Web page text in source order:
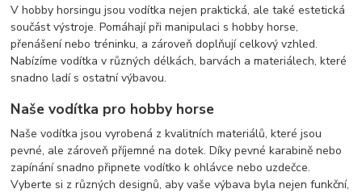
V hobby horsingu jsou vodítka nejen praktická, ale také estetická
součást výstroje. Pomáhají při manipulaci s hobby horse,
přenášení nebo tréninku, a zároveň doplňují celkový vzhled.
Nabízíme vodítka v různých délkách, barvách a materiálech, které
snadno ladí s ostatní výbavou.
Naše vodítka pro hobby horse
Naše vodítka jsou vyrobená z kvalitních materiálů, které jsou
pevné, ale zároveň příjemné na dotek. Díky pevné karabině nebo
zapínání snadno připnete vodítko k ohlávce nebo uzdečce.
Vyberte si z různých designů, aby vaše výbava byla nejen funkční,